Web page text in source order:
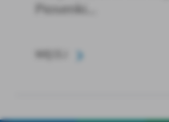
Piosenki...